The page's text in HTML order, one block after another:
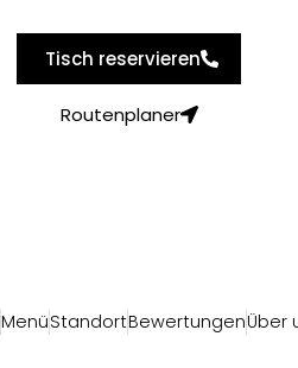
Tisch reservieren
Routenplaner
MenüStandortBewertungenÜber